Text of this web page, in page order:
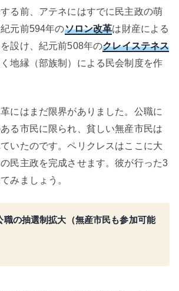
る前、アテネにはすでに民主政の萌
元前594年のソロン改革は財産による
設け、紀元前508年のクレイステネス
地縁（部族制）による民会制度を作
にはまだ限界がありました。公職に
る市民に限られ、貧しい無産市民は
いたのです。ペリクレスはここに大
民主政を完成させます。彼が行った3
みましょう。
の抽選制拡大（無産市民も参加可能